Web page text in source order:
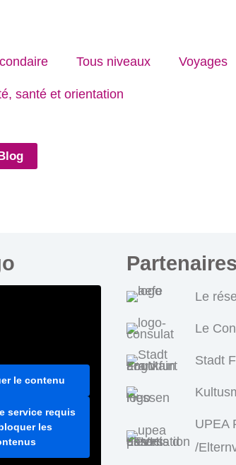
Tous niveaux Voyages
santé et orientation
le contenu
service requis
les
Partenaires
Le
Le
Stadt
UPEA
/